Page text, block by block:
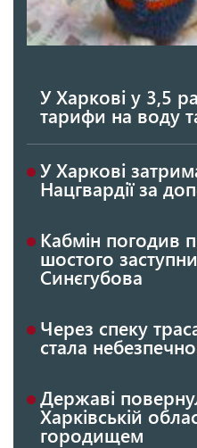
У Харкові у 3,5
тарифи на воду
У Харкові
Нацгвардії за
Кабмін погодив
шостого
Синєгубова
Через спеку
стала
Державі
Харківській
городищем